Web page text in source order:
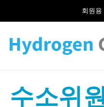
회원용
수소위